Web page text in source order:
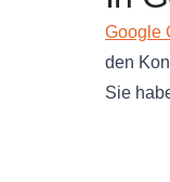
Google
den
Sie